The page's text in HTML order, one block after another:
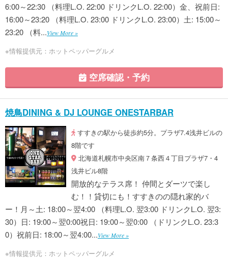
6:00～22:30 （料理L.O. 22:00 ドリンクL.O. 22:00）金、祝前日:
16:00～23:20 （料理L.O. 23:00 ドリンクL.O. 23:00）土: 15:00～
23:20 （料...View More »
※情報提供元：ホットペッパーグルメ
空席確認・予約
焼鳥DINING & DJ LOUNGE ONESTARBAR
すすきの駅から徒歩約5分。プラザ7.4浅井ビルの
8階です
北海道札幌市中央区南７条西４丁目プラザ7・4
浅井ビル8階
開放的なテラス席！ 仲間とダーツで楽し
む！！貸切にも！すすきのの隠れ家的バ
ー！月～土: 18:00～翌4:00 （料理L.O. 翌3:00 ドリンクL.O. 翌3:
30）日: 19:00～翌0:00祝日: 19:00～翌0:00 （ドリンクL.O. 23:3
0）祝前日: 18:00～翌4:00...View More »
※情報提供元：ホットペッパーグルメ